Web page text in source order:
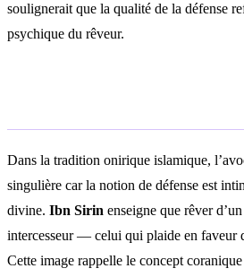
soulignerait que la qualité de la défense
psychique du rêveur.
Dans la tradition onirique islamique,
singulière car la notion de défense est
divine. Ibn Sirin enseigne que rêver
intercesseur — celui qui plaide en faveur
Cette image rappelle le concept